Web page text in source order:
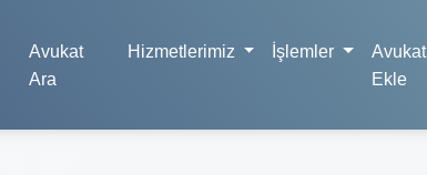
Avukat
Ara
Hizmetlerimiz İşlemler
Avukat
Ekle